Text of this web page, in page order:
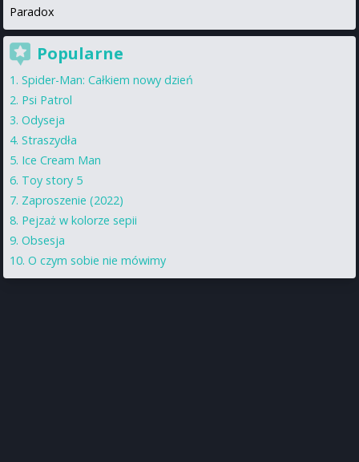
Paradox
Popularne
Spider-Man: Całkiem nowy dzień
Psi Patrol
Odyseja
Straszydła
Ice Cream Man
Toy story 5
Zaproszenie (2022)
Pejzaż w kolorze sepii
Obsesja
O czym sobie nie mówimy